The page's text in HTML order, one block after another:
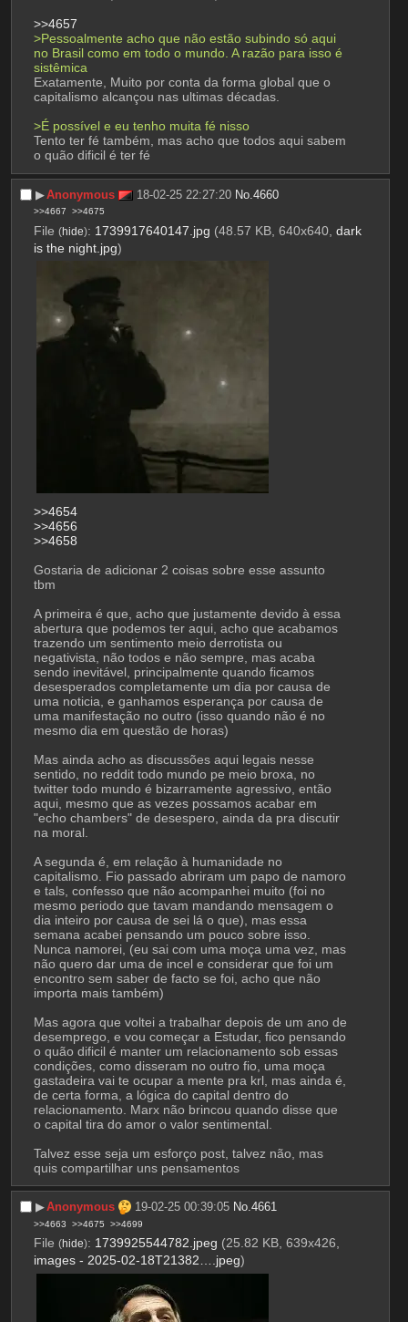
>>4657
>Pessoalmente acho que não estão subindo só aqui
no Brasil como em todo o mundo. A razão para isso é
sistêmica
Exatamente, Muito por conta da forma global que o
capitalismo alcançou nas ultimas décadas.
>É possível e eu tenho muita fé nisso
Tento ter fé também, mas acho que todos aqui sabem
o quão dificil é ter fé
▶︎Anonymous 18-02-25 22:27:20 No.4660
>>4667 >>4675
File (hide): 1739917640147.jpg (48.57 KB, 640x640, dark
is the night.jpg)
>>4654
>>4656
>>4658
Gostaria de adicionar 2 coisas sobre esse assunto
tbm
A primeira é que, acho que justamente devido à essa
abertura que podemos ter aqui, acho que acabamos
trazendo um sentimento meio derrotista ou
negativista, não todos e não sempre, mas acaba
sendo inevitável, principalmente quando ficamos
desesperados completamente um dia por causa de
uma noticia, e ganhamos esperança por causa de
uma manifestação no outro (isso quando não é no
mesmo dia em questão de horas)
Mas ainda acho as discussões aqui legais nesse
sentido, no reddit todo mundo pe meio broxa, no
twitter todo mundo é bizarramente agressivo, então
aqui, mesmo que as vezes possamos acabar em
"echo chambers" de desespero, ainda da pra discutir
na moral.
A segunda é, em relação à humanidade no
capitalismo. Fio passado abriram um papo de namoro
e tals, confesso que não acompanhei muito (foi no
mesmo periodo que tavam mandando mensagem o
dia inteiro por causa de sei lá o que), mas essa
semana acabei pensando um pouco sobre isso.
Nunca namorei, (eu sai com uma moça uma vez, mas
não quero dar uma de incel e considerar que foi um
encontro sem saber de facto se foi, acho que não
importa mais também)
Mas agora que voltei a trabalhar depois de um ano de
desemprego, e vou começar a Estudar, fico pensando
o quão dificil é manter um relacionamento sob essas
condições, como disseram no outro fio, uma moça
gastadeira vai te ocupar a mente pra krl, mas ainda é,
de certa forma, a lógica do capital dentro do
relacionamento. Marx não brincou quando disse que
o capital tira do amor o valor sentimental.
Talvez esse seja um esforço post, talvez não, mas
quis compartilhar uns pensamentos
▶︎Anonymous 19-02-25 00:39:05 No.4661
>>4663 >>4675 >>4699
File (hide): 1739925544782.jpeg (25.82 KB, 639x426,
images - 2025-02-18T21382….jpeg)